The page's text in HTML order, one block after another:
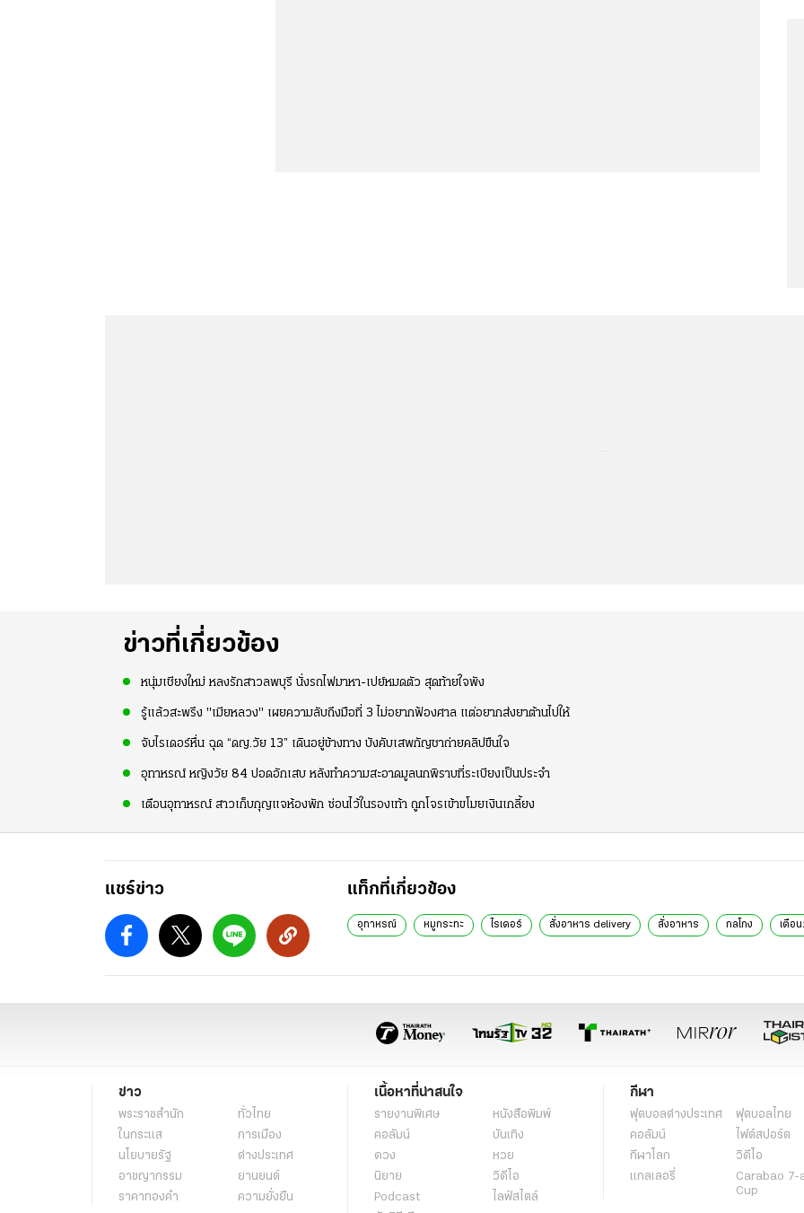
ข่าวที่เกี่ยวข้อง
หนุ่มเชียงใหม่ หลงรักสาวลพบุรี นั่งรถไฟมาหา-เปย์หมดตัว สุดท้ายใจพัง
รู้แล้วสะพรึง "เมียหลวง" เผยความลับถึงมือที่ 3 ไม่อยากฟ้องศาล แต่อยากส่งยาต้านไปให้
จับไรเดอร์หื่น ฉุด “ดญ.วัย 13” เดินอยู่ข้างทาง บังคับเสพกัญชาถ่ายคลิปขืนใจ
อุทาหรณ์ หญิงวัย 84 ปอดอักเสบ หลังทำความสะอาดมูลนกพิราบที่ระเบียงเป็นประจำ
เตือนอุทาหรณ์ สาวเก็บกุญแจห้องพัก ซ่อนไว้ในรองเท้า ถูกโจรเข้าขโมยเงินเกลี้ยง
แชร์ข่าว แท็กที่เกี่ยวข้อง
อุทาหรณ์ หมูกระทะ ไรเดอร์ สั่งอาหาร delivery สั่งอาหาร กลโกง เตือ
ข่าว
พระราชสำนัก
ทั่วไทย
ในกระแส
การเมือง
นโยบายรัฐ
ต่างประเทศ
อาชญากรรม
ยานยนต์
ราคาทองคำ
ความยั่งยืน
เนื้อหาที่น่าสนใจ
รายงานพิเศษ
หนังสือพิมพ์
คอลัมน์
บันเทิง
ดวง
หวย
นิยาย
วิดีโอ
Podcast
ไลฟ์สไตล์
กีฬา
ฟุตบอลต่่างประเทศ
ฟุตบอลไทย
คอลัมน์
ไฟต์สปอร์ต
กีฬาโลก
วิดีโอ
แกลเลอรี่
Carabao 7-
Cup